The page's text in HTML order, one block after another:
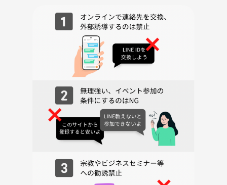
東京都新宿区歌舞伎町１丁目２２−１ 鳥京ビル B1F
https://maps.app.goo.gl/GZZ6ArQyjPrDBqek8
《カフェ会の流れ》
開始15前にはおります！
少し早めにきていただけると受付がスムーズに行えますのでご協力お願